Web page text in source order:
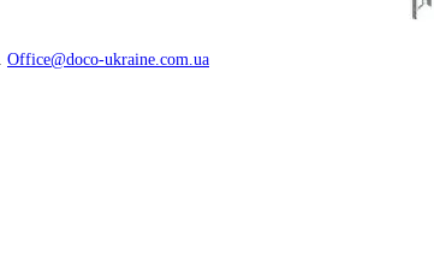
Office@doco-ukraine.com.ua